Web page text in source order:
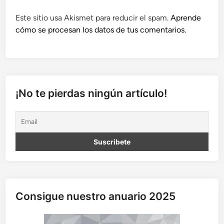
Este sitio usa Akismet para reducir el spam.Aprende
cómo se procesan los datos de tus comentarios.
¡No te pierdas ningún artículo!
Consigue nuestro anuario 2025